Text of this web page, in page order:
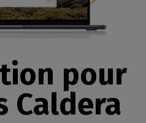
pour
Caldera